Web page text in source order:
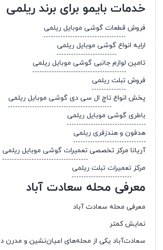
خدمات بایمو برای برند ریلمی
فروش قطعات گوشی موبایل ریلمی
ارایه انواع گوشی موبایل ریلمی
تامین لوازم جانبی گوشی موبایل ریلمی
فروش تبلت ریلمی
پخش انواع تاچ ال سی دی گوشی موبایل ریلمی
باطری گوشی موبایل ریلمی
هدفون و هندزفری ریلمی
آریانا مرکز تخصصی تعمیرات گوشی موبایل ریلمی
مرکز تعمیرات تبلت ریلمی
معرفی محله سعادت آباد
معرفی محله سعادت آباد
نمایش کمتر